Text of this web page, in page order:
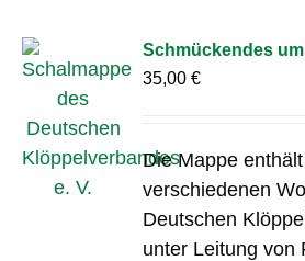
Schmückendes
35,00€
Die Mappe
verschiedenen
Deutschen
unter Leitung von